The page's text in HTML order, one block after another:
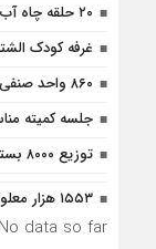
۲۰ حلقه چاه آب غیرمجاز مسدود شد
غرفه کودک
۸۶۰ واحد صنفی آسیب‌دیده جنگ، تسهیلات دریافت می‌کنند
جلسه کمیته
توزیع ۸۰۰۰ بسته نوشت‌افزار به همت بنیاد علوی
۱۵۵۳ هزار معلول از خدمات بهزیستی استفاده می کنند
data so far.